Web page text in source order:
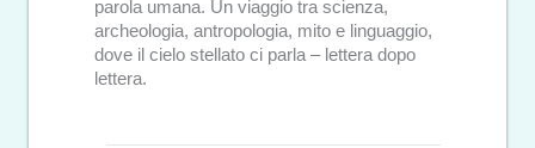
parola umana. Un viaggio tra scienza,
archeologia, antropologia, mito e linguaggio,
dove il cielo stellato ci parla – lettera dopo
lettera.